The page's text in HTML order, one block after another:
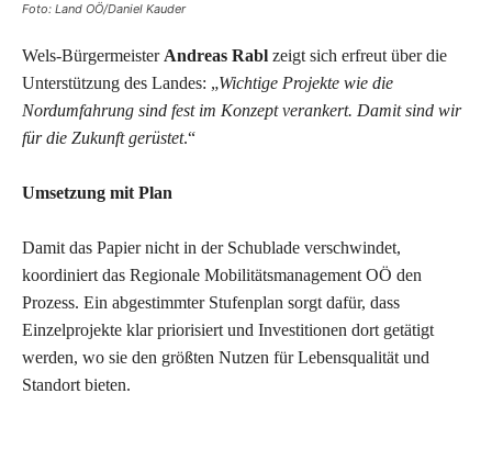
Foto: Land OÖ/Daniel Kauder
Wels-Bürgermeister Andreas Rabl zeigt sich erfreut über die
Unterstützung des Landes: „Wichtige Projekte wie die
Nordumfahrung sind fest im Konzept verankert. Damit sind wir
für die Zukunft gerüstet.“
Umsetzung mit Plan
Damit das Papier nicht in der Schublade verschwindet,
koordiniert das Regionale Mobilitätsmanagement OÖ den
Prozess. Ein abgestimmter Stufenplan sorgt dafür, dass
Einzelprojekte klar priorisiert und Investitionen dort getätigt
werden, wo sie den größten Nutzen für Lebensqualität und
Standort bieten.